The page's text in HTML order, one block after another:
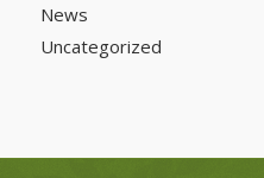
News
Uncategorized